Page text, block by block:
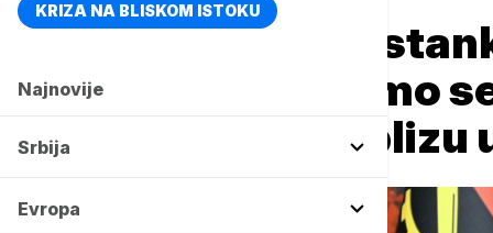
KRIZA NA BLISKOM ISTOKU
Najnovije
Srbija
Evropa
Vučić nakon
Angole: Divili smo
odrastao sam blizu